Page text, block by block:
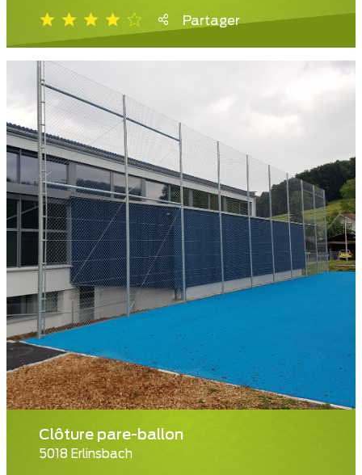
Partager
Clôture pare-ballon
5018 Erlinsbach